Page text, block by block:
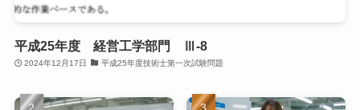
平成25年度 経営工学部門 Ⅲ-8
2024年12月17日 平成25年度技術士第一次試験問題